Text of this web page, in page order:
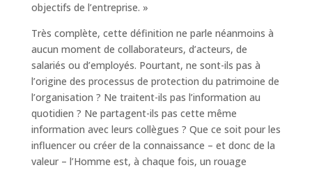
objectifs de l’entreprise. »
Très complète, cette définition ne parle néanmoins à
aucun moment de collaborateurs, d’acteurs, de
salariés ou d’employés. Pourtant, ne sont-ils pas à
l’origine des processus de protection du patrimoine de
l’organisation ? Ne traitent-ils pas l’information au
quotidien ? Ne partagent-ils pas cette même
information avec leurs collègues ? Que ce soit pour les
influencer ou créer de la connaissance – et donc de la
valeur – l’Homme est, à chaque fois, un rouage